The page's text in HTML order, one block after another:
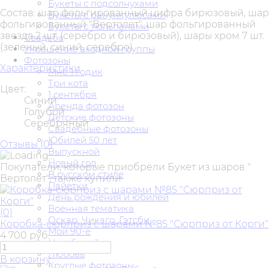
Букеты с подсолнухами
Букеты с ранункулюсами
Букеты с тюльпанами
Свадьба
Украшение входной группы
Фотозоны
Мне 1 годик
Три кота
1 сентября
Аренда фотозон
Детские фотозоны
Свадебные фотозоны
Юбилей 50 лет
Выпускной
Новый год
В русском стиле
Пайетки
День рождения и юбилей
Военная тематика
Оскар. Чикаго. Гэтсби.
Мои 90-е
На юбилей
Любовь
Круглые фотозоны
Состав: шар фольгированный цифра бирюзовый, шар
фольгированный "Вертолет", шар фольгированный
звезда 2 шт. (серебро и бирюзовый), шары хром 7 шт.
(зеленый, синий, серебро).
Характеристики
Цвет:
Синий
Голубой
Серебряный
Отзывы (0)
Покупатели, которые приобрели Букет из шаров "
Вертолёт", также купили
(0)
Коробка-сюрприз с шарами №85 "Сюрприз от Корги"
4 700 руб.
В корзину